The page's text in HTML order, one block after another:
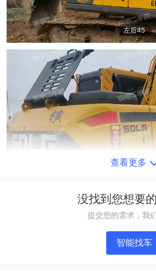
左后45
查看更多
没找到您想要
提交您的需求，我
智能找车